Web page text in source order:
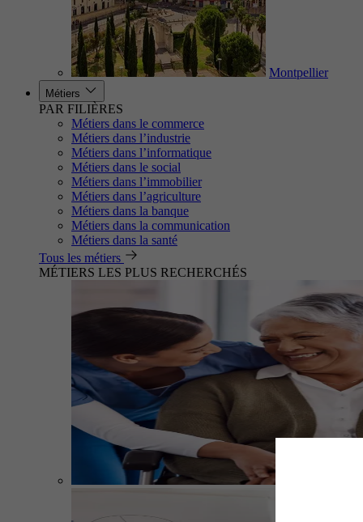
Montpellier
Métiers
PAR FILIÈRES
Métiers dans le commerce
Métiers dans l’industrie
Métiers dans l’informatique
Métiers dans le social
Métiers dans l’immobilier
Métiers dans l’agriculture
Métiers dans la banque
Métiers dans la communication
Métiers dans la santé
Tous les métiers
MÉTIERS LES PLUS RECHERCHÉS